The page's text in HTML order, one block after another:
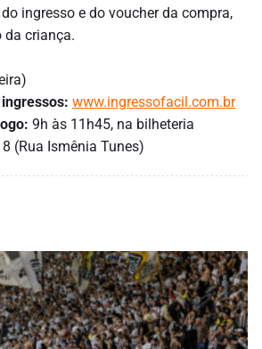
ingresso e do voucher da compra,
da criança.
www.ingressofacil.com.br
9h às 11h45, na bilheteria
(Rua Ismênia Tunes)